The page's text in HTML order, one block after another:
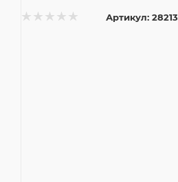
Артикул: 28213